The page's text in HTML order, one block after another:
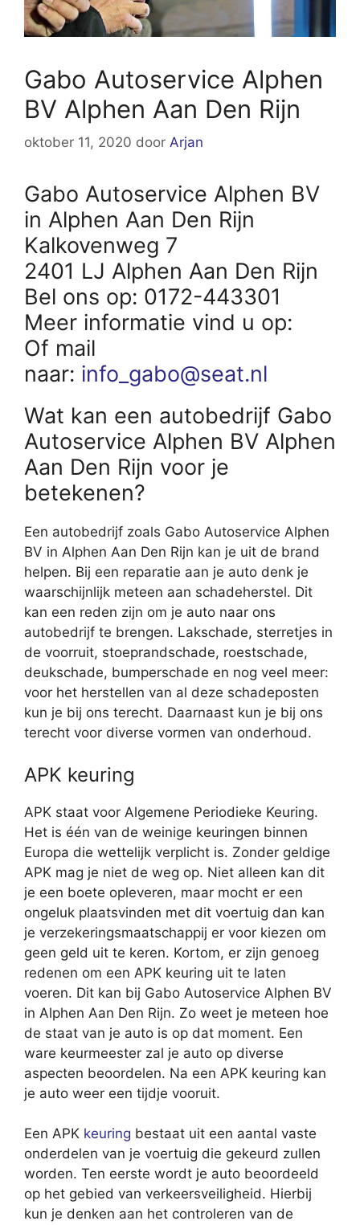
Gabo Autoservice Alphen
BV Alphen Aan Den Rijn
oktober 11, 2020 door Arjan
Gabo Autoservice Alphen BV
in Alphen Aan Den Rijn
Kalkovenweg 7
2401 LJ Alphen Aan Den Rijn
Bel ons op: 0172-443301
Meer informatie vind u op:
Of mail
naar: info_gabo@seat.nl
Wat kan een autobedrijf Gabo
Autoservice Alphen BV Alphen
Aan Den Rijn voor je
betekenen?
Een autobedrijf zoals Gabo Autoservice Alphen
BV in Alphen Aan Den Rijn kan je uit de brand
helpen. Bij een reparatie aan je auto denk je
waarschijnlijk meteen aan schadeherstel. Dit
kan een reden zijn om je auto naar ons
autobedrijf te brengen. Lakschade, sterretjes in
de voorruit, stoeprandschade, roestschade,
deukschade, bumperschade en nog veel meer:
voor het herstellen van al deze schadeposten
kun je bij ons terecht. Daarnaast kun je bij ons
terecht voor diverse vormen van onderhoud.
APK keuring
APK staat voor Algemene Periodieke Keuring.
Het is één van de weinige keuringen binnen
Europa die wettelijk verplicht is. Zonder geldige
APK mag je niet de weg op. Niet alleen kan dit
je een boete opleveren, maar mocht er een
ongeluk plaatsvinden met dit voertuig dan kan
je verzekeringsmaatschappij er voor kiezen om
geen geld uit te keren. Kortom, er zijn genoeg
redenen om een APK keuring uit te laten
voeren. Dit kan bij Gabo Autoservice Alphen BV
in Alphen Aan Den Rijn. Zo weet je meteen hoe
de staat van je auto is op dat moment. Een
ware keurmeester zal je auto op diverse
aspecten beoordelen. Na een APK keuring kan
je auto weer een tijdje vooruit.
Een APK keuring bestaat uit een aantal vaste
onderdelen van je voertuig die gekeurd zullen
worden. Ten eerste wordt je auto beoordeeld
op het gebied van verkeersveiligheid. Hierbij
kun je denken aan het controleren van de